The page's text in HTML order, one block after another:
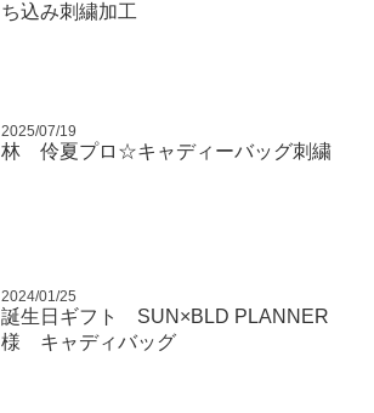
ち込み刺繍加工
2025/07/19
林 伶夏プロ☆キャディーバッグ刺繍
2024/01/25
誕生日ギフト SUN×BLD PLANNER
様 キャディバッグ